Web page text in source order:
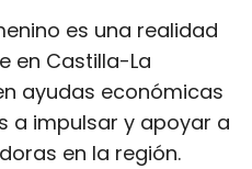
es una realidad
en Castilla-La
ayudas económicas
a impulsar y apoyar a
en la región.